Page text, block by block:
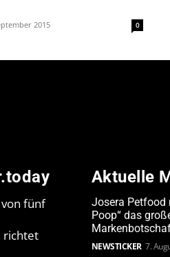
2015 0
fünf
richtet
Aktuelle
Josera Petfood
Poop“ das
NEWSTICKER 7.